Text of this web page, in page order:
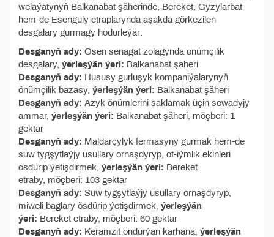
welaýatynyň Balkanabat şäherinde, Bereket, Gyzylarbat
hem-de Esenguly etraplarynda aşakda görkezilen
desgalary gurmagy hödürleýär:
Desganyň ady: Ösen senagat zolagynda önümçilik
desgalary, ýerleşýän ýeri: Balkanabat şäheri
Desganyň ady: Hususy gurluşyk kompaniýalarynyň
önümçilik bazasy, ýerleşýän ýeri: Balkanabat şäheri
Desganyň ady: Azyk önümlerini saklamak üçin sowadyjy
ammar, ýerleşýän ýeri: Balkanabat şäheri, möçberi: 1
gektar
Desganyň ady: Maldarçylyk fermasyny gurmak hem-de
suw tygşytlaýjy usullary ornaşdyryp, ot-iýmlik ekinleri
ösdürip ýetişdirmek, ýerleşýän ýeri: Bereket
etraby, möçberi: 103 gektar
Desganyň ady: Suw tygşytlaýjy usullary ornaşdyryp,
miweli baglary ösdürip ýetişdirmek, ýerleşýän
ýeri: Bereket etraby, möçberi: 60 gektar
Desganyň ady: Keramzit öndürýän kärhana, ýerleşýän